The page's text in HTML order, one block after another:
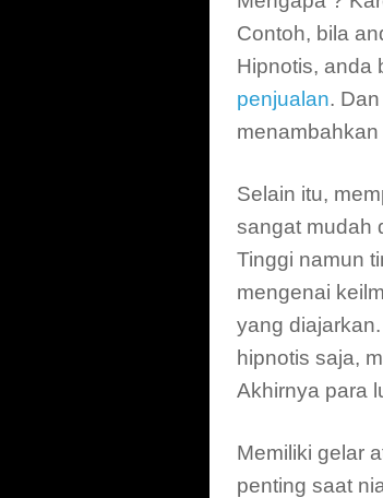
Contoh, bila
Hipnotis, anda
penjualan.
Selain itu,
sangat mudah
Tinggi namun
mengenai
yang
hipnotis saja,
Akhirnya para
Memiliki gelar
penting saat